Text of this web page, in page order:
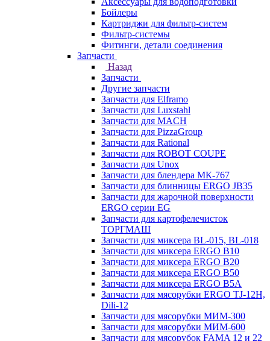
Бойлеры
Картриджи для фильтр-систем
Фильтр-системы
Фитинги, детали соединения
Запчасти
Назад
Запчасти
Другие запчасти
Запчасти для Elframo
Запчасти для Luxstahl
Запчасти для MACH
Запчасти для PizzaGroup
Запчасти для Rational
Запчасти для ROBOT COUPE
Запчасти для Unox
Запчасти для блендера МК-767
Запчасти для блинницы ERGO JB35
Запчасти для жарочной поверхности
ERGO серии EG
Запчасти для картофелечисток
ТОРГМАШ
Запчасти для миксера BL-015, BL-018
Запчасти для миксера ERGO B10
Запчасти для миксера ERGO B20
Запчасти для миксера ERGO B50
Запчасти для миксера ERGO B5A
Запчасти для мясорубки ERGO TJ-12H,
Dili-12
Запчасти для мясорубки МИМ-300
Запчасти для мясорубки МИМ-600
Запчасти для мясорубок FAMA 12 и 22